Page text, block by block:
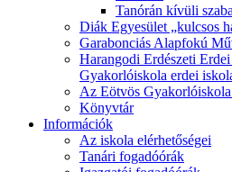
Tanórán kívüli
Diák Egyesület „kulcsos
Garabonciás Alapfokú
Harangodi Erdészeti
Gyakorlóiskola erdei
Az Eötvös
Könyvtár
Információk
Az iskola elérhetőségei
Tanári fogadóórák